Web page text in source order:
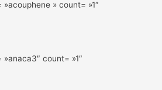
» count= »1″
count= »1″